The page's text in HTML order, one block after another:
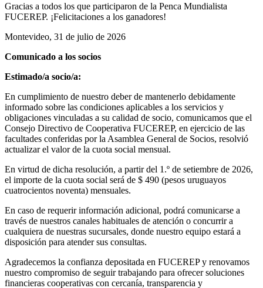
Gracias a todos los que participaron de la Penca Mundialista
FUCEREP. ¡Felicitaciones a los ganadores!
Montevideo, 31 de julio de 2026
Comunicado a los socios
Estimado/a socio/a:
En cumplimiento de nuestro deber de mantenerlo debidamente
informado sobre las condiciones aplicables a los servicios y
obligaciones vinculadas a su calidad de socio, comunicamos que el
Consejo Directivo de Cooperativa FUCEREP, en ejercicio de las
facultades conferidas por la Asamblea General de Socios, resolvió
actualizar el valor de la cuota social mensual.
En virtud de dicha resolución, a partir del 1.º de setiembre de 2026,
el importe de la cuota social será de $ 490 (pesos uruguayos
cuatrocientos noventa) mensuales.
En caso de requerir información adicional, podrá comunicarse a
través de nuestros canales habituales de atención o concurrir a
cualquiera de nuestras sucursales, donde nuestro equipo estará a
disposición para atender sus consultas.
Agradecemos la confianza depositada en FUCEREP y renovamos
nuestro compromiso de seguir trabajando para ofrecer soluciones
financieras cooperativas con cercanía, transparencia y